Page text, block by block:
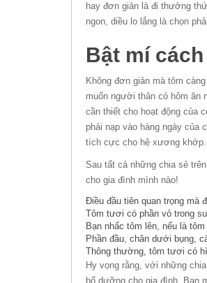
hay đơn giản là đi thưởng
ngon, diều lo lắng là chọn
Bật mí
Không đơn giản mà tôm
muốn người thân có hôm ăn
cần thiết cho hoạt động của
phải nạp vào hàng ngày
tích cực cho hệ xương khớp.
Sau tất cả những chia sẻ
cho gia đình mình nào!
Điều đầu tiên quan trọng mà
Tôm tươi có phần vỏ trong
Bạn nhấc tôm lên, nếu là
Phần đầu, chân dưới bụng,
Thông thường, tôm tươi có
Hy vọng rằng, với những
bổ dưỡng cho gia đình. Bạn